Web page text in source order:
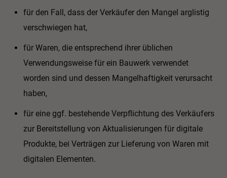
für den Fall, dass der Verkäufer den Mangel arglistig
verschwiegen hat,
für Waren, die entsprechend ihrer üblichen
Verwendungsweise für ein Bauwerk verwendet
worden sind und dessen Mangelhaftigkeit verursacht
haben,
für eine ggf. bestehende Verpflichtung des Verkäufers
zur Bereitstellung von Aktualisierungen für digitale
Produkte, bei Verträgen zur Lieferung von Waren mit
digitalen Elementen.